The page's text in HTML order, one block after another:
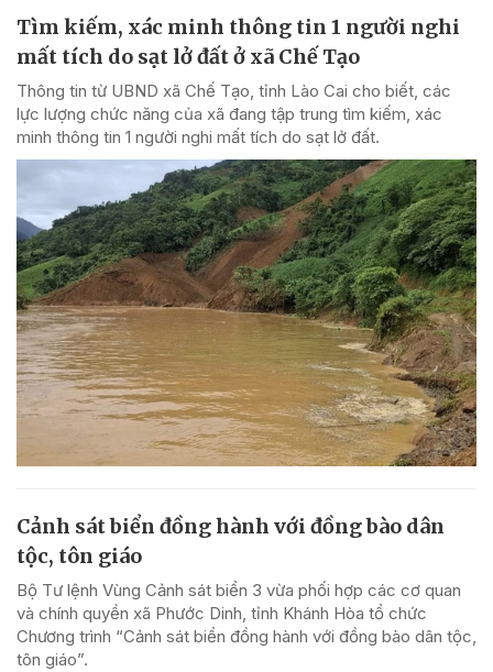
Tìm kiếm, xác minh thông tin 1 người nghi
mất tích do sạt lở đất ở xã Chế Tạo
Thông tin từ UBND xã Chế Tạo, tỉnh Lào Cai cho biết, các
lực lượng chức năng của xã đang tập trung tìm kiếm, xác
minh thông tin 1 người nghi mất tích do sạt lở đất.
Cảnh sát biển đồng hành với đồng bào dân
tộc, tôn giáo
Bộ Tư lệnh Vùng Cảnh sát biển 3 vừa phối hợp các cơ quan
và chính quyền xã Phước Dinh, tỉnh Khánh Hòa tổ chức
Chương trình “Cảnh sát biển đồng hành với đồng bào dân tộc,
tôn giáo”.